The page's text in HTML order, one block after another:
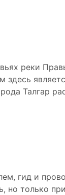
реки
здесь
Талгар
гид и
но только